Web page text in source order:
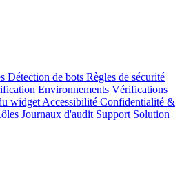
Détection de bots Règles de sécurité
Environnements Vérifications
widget Accessibilité Confidentialité &
Journaux d'audit Support Solution